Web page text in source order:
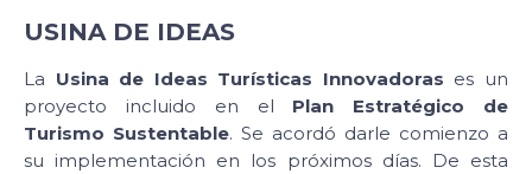
USINA DE IDEAS
La Usina de Ideas Turísticas Innovadoras es un
proyecto incluido en el Plan Estratégico de
Turismo Sustentable. Se acordó darle comienzo a
su implementación en los próximos días. De esta